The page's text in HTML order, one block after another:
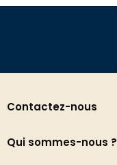
Contactez-nous
Qui sommes-nous ?